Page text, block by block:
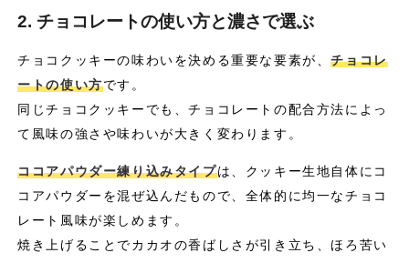
2. チョコレートの使い方と濃さで選ぶ
チョコクッキーの味わいを決める重要な要素が、チョコレ
ートの使い方です。
同じチョコクッキーでも、チョコレートの配合方法によっ
て風味の強さや味わいが大きく変わります。
ココアパウダー練り込みタイプは、クッキー生地自体にコ
コアパウダーを混ぜ込んだもので、全体的に均一なチョコ
レート風味が楽しめます。
焼き上げることでカカオの香ばしさが引き立ち、ほろ苦い